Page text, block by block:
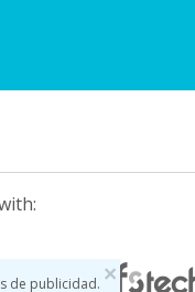
×
de publicidad.